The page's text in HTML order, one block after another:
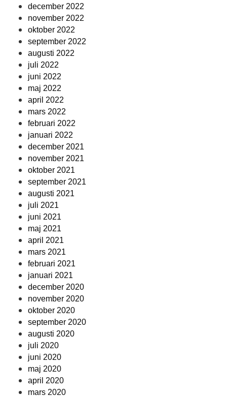
december 2022
november 2022
oktober 2022
september 2022
augusti 2022
juli 2022
juni 2022
maj 2022
april 2022
mars 2022
februari 2022
januari 2022
december 2021
november 2021
oktober 2021
september 2021
augusti 2021
juli 2021
juni 2021
maj 2021
april 2021
mars 2021
februari 2021
januari 2021
december 2020
november 2020
oktober 2020
september 2020
augusti 2020
juli 2020
juni 2020
maj 2020
april 2020
mars 2020